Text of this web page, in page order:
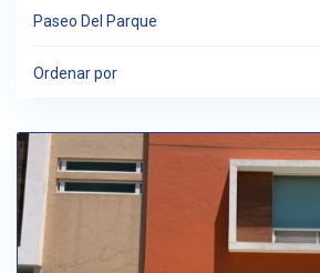
Paseo Del Parque
Ordenar por